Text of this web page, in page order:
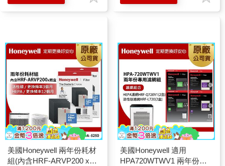
美國Honeywell 兩年份耗材
組(內含HRF-ARVP200 x2
美國Honeywell 適用
HPA720WTWV1 兩年份專